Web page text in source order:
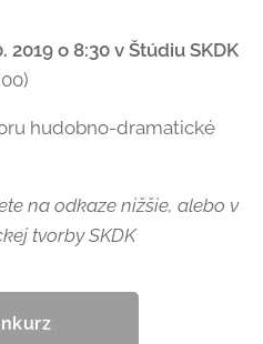
2019 o 8:30 v Štúdiu SKDK
hudobno-dramatické
na odkaze nižšie, alebo v
tvorby SKDK